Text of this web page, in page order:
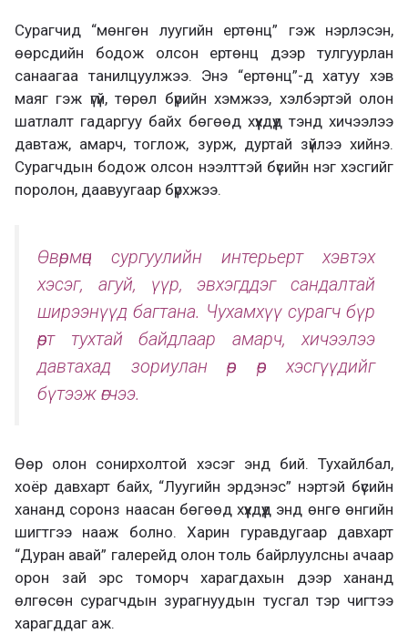
Сурагчид “мөнгөн луугийн ертөнц” гэж нэрлэсэн,
өөрсдийн бодож олсон ертөнц дээр тулгуурлан
санаагаа танилцуулжээ. Энэ “ертөнц”-д хатуу хэв
маяг гэж үгүй, төрөл бүрийн хэмжээ, хэлбэртэй олон
шатлалт гадаргуу байх бөгөөд хүүхдүүд тэнд хичээлээ
давтаж, амарч, тоглож, зурж, дуртай зүйлээ хийнэ.
Сурагчдын бодож олсон нээлттэй бүсийн нэг хэсгийг
поролон, даавуугаар бүрхжээ.
Өвөрмөц сургуулийн интерьерт хэвтэх
хэсэг, агуй, үүр, эвхэгддэг сандалтай
ширээнүүд багтана. Чухамхүү сурагч бүр
өөрт тухтай байдлаар амарч, хичээлээ
давтахад зориулан өөр өөр хэсгүүдийг
бүтээж өгчээ.
Өөр олон сонирхолтой хэсэг энд бий. Тухайлбал,
хоёр давхарт байх, “Луугийн эрдэнэс” нэртэй бүсийн
хананд соронз наасан бөгөөд хүүхдүүд энд өнгө өнгийн
шигтгээ нааж болно. Харин гуравдугаар давхарт
“Дуран авай” галерейд олон толь байрлуулсны ачаар
орон зай эрс томорч харагдахын дээр хананд
өлгөсөн сурагчдын зурагнуудын тусгал тэр чигтээ
харагддаг аж.